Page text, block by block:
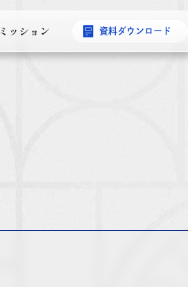
ミッション 資料ダウンロード